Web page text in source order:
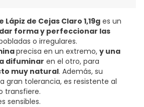
de Cejas Claro 1,19g es un
dar forma y perfeccionar las
o irregulares.
precisa en un extremo, y una
difuminar en el otro, para
muy natural. Además, su
gran tolerancia, es resistente al
transfiere.
sensibles.